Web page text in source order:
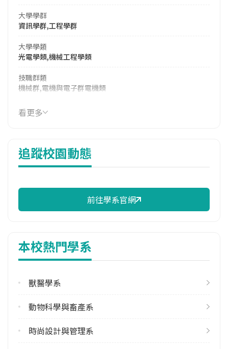
大學學群
資訊學群,工程學群
大學學類
光電學類,機械工程學類
技職群類
機械群,電機與電子群電機類
114年學費
16,830 元/學期
10,750 元/學期
114年註冊率
113學年度下學期
學系電話
(08)7703202 #7964
學系地址
看更多
追蹤校園動態
前往學系官網
本校熱門學系
獸醫學系
動物科學與畜產系
時尚設計與管理系